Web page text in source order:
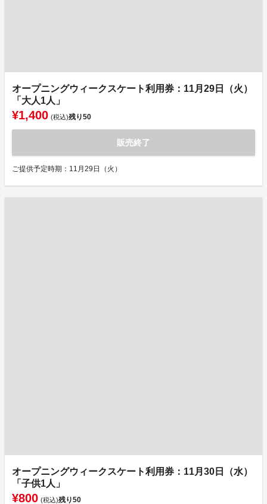
オープニングウィークスケート利用券：11月29日（火）
「大人1人」
¥1,400 (税込)残り50
販売終了
ご提供予定時期：11月29日（火）
オープニングウィークスケート利用券：11月30日（水）
「子供1人」
¥800 (税込)残り50